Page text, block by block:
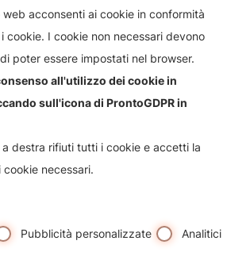
informazioni sul nostro negozio e i
premura risponderti più
acconsenti ai cookie in conformità
cookie. I cookie non necessari devono
poter essere impostati nel browser.
all'utilizzo dei cookie in
sull'icona di ProntoGDPR in
destra rifiuti tutti i cookie e accetti la
necessari.
Pubblicità personalizzate Analitici